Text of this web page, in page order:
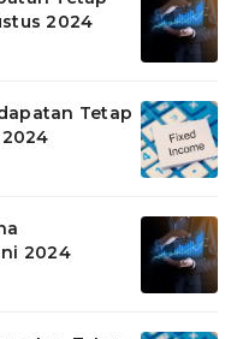
2024
Tetap
2024